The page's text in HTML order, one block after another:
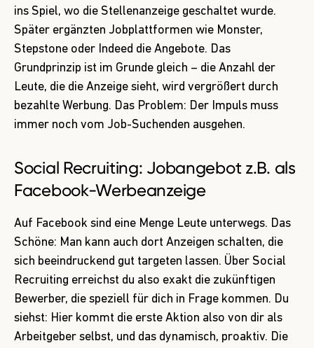
ins Spiel, wo die Stellenanzeige geschaltet wurde.
Später ergänzten Jobplattformen wie Monster,
Stepstone oder Indeed die Angebote. Das
Grundprinzip ist im Grunde gleich – die Anzahl der
Leute, die die Anzeige sieht, wird vergrößert durch
bezahlte Werbung. Das Problem: Der Impuls muss
immer noch vom Job-Suchenden ausgehen.
Social Recruiting: Jobangebot z.B. als
Facebook-Werbeanzeige
Auf Facebook sind eine Menge Leute unterwegs. Das
Schöne: Man kann auch dort Anzeigen schalten, die
sich beeindruckend gut targeten lassen. Über Social
Recruiting erreichst du also exakt die zukünftigen
Bewerber, die speziell für dich in Frage kommen. Du
siehst: Hier kommt die erste Aktion also von dir als
Arbeitgeber selbst, und das dynamisch, proaktiv. Die